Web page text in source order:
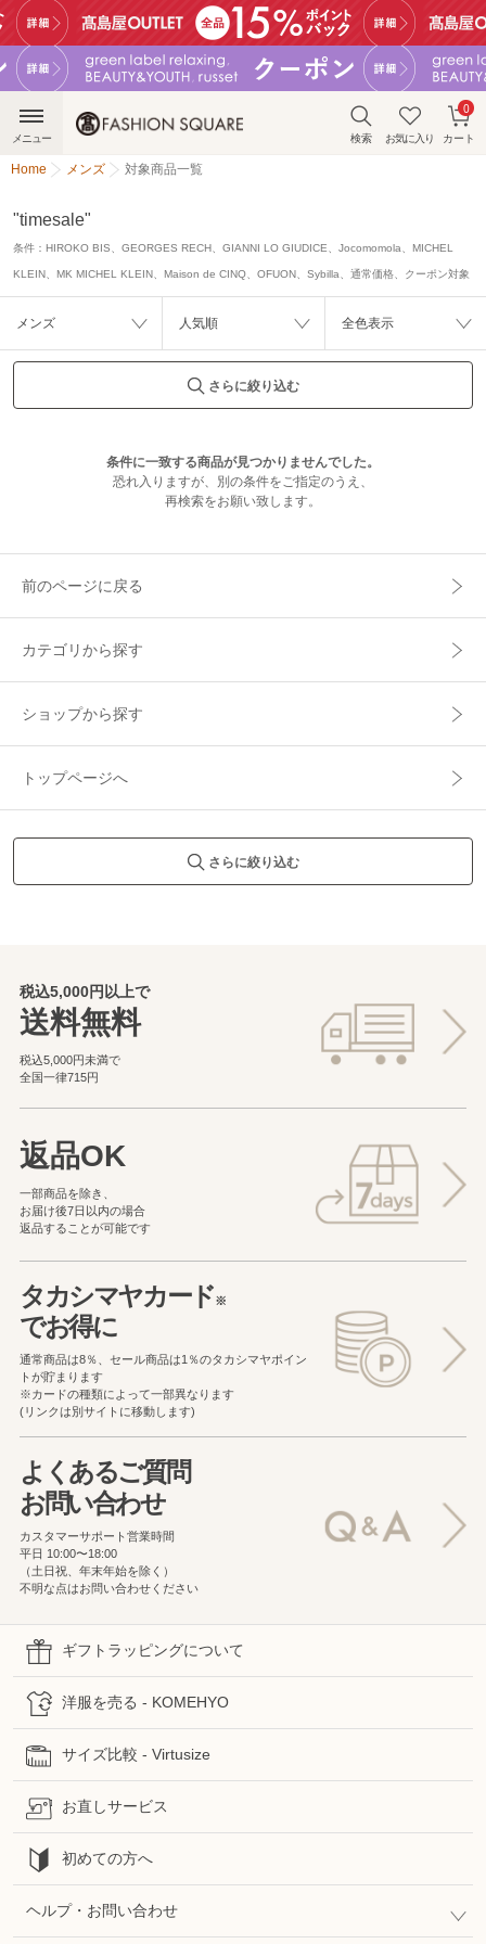
検索 お気に入り カート
0
メニュー
Home メンズ 対象商品一覧
"timesale"
条件： HIROKO BIS、GEORGES RECH、GIANNI LO GIUDICE、Jocomomola、MICHEL
KLEIN、MK MICHEL KLEIN、Maison de CINQ、OFUON、Sybilla、通常価格、クーポン対象
メンズ 人気順 全色表示
さらに絞り込む
条件に一致する商品が見つかりませんでした。
恐れ入りますが、別の条件をご指定のうえ、
再検索をお願い致します。
前のページに戻る
カテゴリから探す
ショップから探す
トップページへ
さらに絞り込む
税込5,000円以上で
送料無料
税込5,000円未満で
全国一律715円
返品OK
一部商品を除き、
お届け後7日以内の場合
返品することが可能です
タカシマヤカード※
でお得に
通常商品は8％、セール商品は1％のタカシマヤポイン
トが貯まります
※カードの種類によって一部異なります
(リンクは別サイトに移動します)
よくあるご質問
お問い合わせ
カスタマーサポート営業時間
平日 10:00〜18:00
（土日祝、年末年始を除く）
不明な点はお問い合わせください
ギフトラッピングについて
洋服を売る - KOMEHYO
サイズ比較 - Virtusize
お直しサービス
初めての方へ
ヘルプ・お問い合わせ